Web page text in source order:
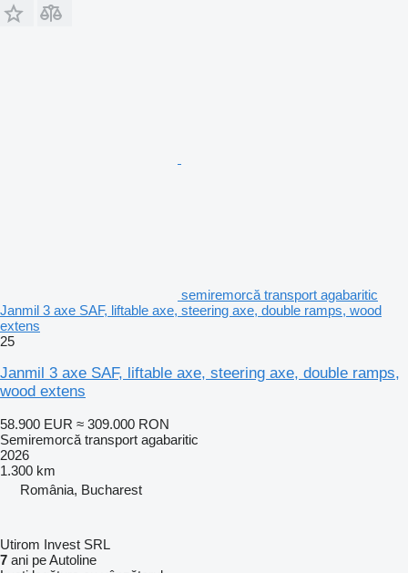
semiremorcă transport agabaritic
Janmil 3 axe SAF, liftable axe, steering axe, double ramps, wood
extens
25
Janmil 3 axe SAF, liftable axe, steering axe, double ramps,
wood extens
58.900 EUR ≈ 309.000 RON
Semiremorcă transport agabaritic
2026
1.300 km
România, Bucharest
Utirom Invest SRL
7 ani pe Autoline